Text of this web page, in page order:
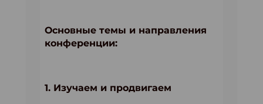
Основные темы и направления
конференции:
1. Изучаем и продвигаем